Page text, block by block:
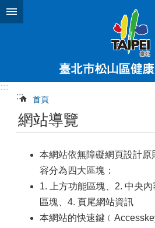
跳到主要內容區塊
:::
:::
首頁
網站導覽
本網站依無障礙網頁設計原
容分為四大區塊：
1. 上方功能區塊、2. 中央
區塊、4. 頁尾網站資訊
本網站的快速鍵